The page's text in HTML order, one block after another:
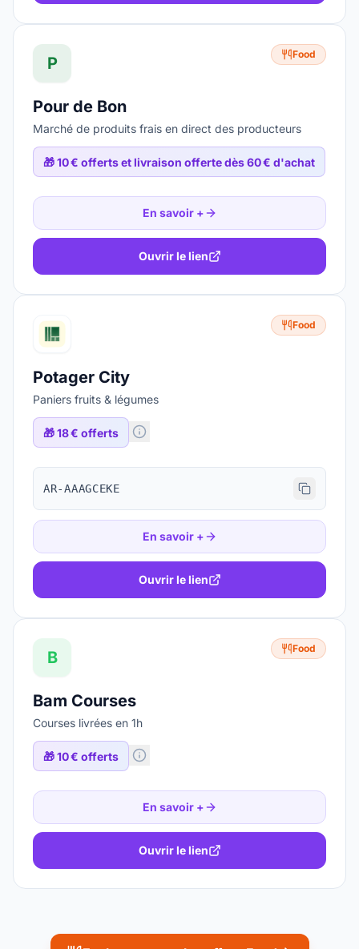
P Food
Pour de Bon
Marché de produits frais en direct des producteurs
🎁10 € offerts et livraison offerte dès 60 € d'achat
En savoir +
Ouvrir le lien
Food
Potager City
Paniers fruits & légumes
🎁18 € offerts
AR-AAAGCEKE
En savoir +
Ouvrir le lien
B Food
Bam Courses
Courses livrées en 1h
🎁10 € offerts
En savoir +
Ouvrir le lien